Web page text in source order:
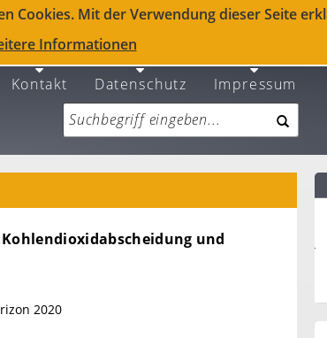
Mit der Verwendung dieser Seite
Informationen
Kontakt Datenschutz Impressum
und
2020